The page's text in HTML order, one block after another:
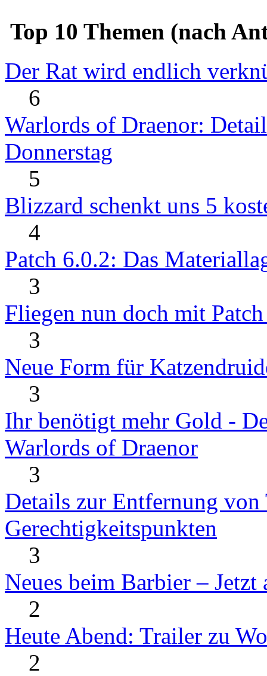
Top 10 Themen (nach
Der Rat wird endlich
6
Warlords of Draenor:
Donnerstag
5
Blizzard schenkt uns 5
4
Patch 6.0.2: Das
3
Fliegen nun doch mit
3
Neue Form für
3
Ihr benötigt mehr Gold -
Warlords of Draenor
3
Details zur Entfernung von
Gerechtigkeitspunkten
3
Neues beim Barbier – Jetzt
2
Heute Abend: Trailer zu
2